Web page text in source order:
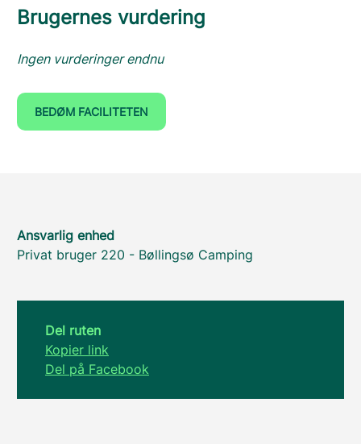
Brugernes vurdering
Ingen vurderinger endnu
BEDØM FACILITETEN
Ansvarlig enhed
Privat bruger 220 - Bøllingsø Camping
Del ruten
Kopier link
Del på Facebook